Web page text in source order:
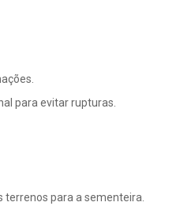
para evitar rupturas.
terrenos para a sementeira.